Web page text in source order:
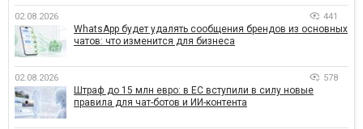
02.08.2026 441
WhatsApp будет удалять сообщения брендов из основных
чатов: что изменится для бизнеса
02.08.2026 578
Штраф до 15 млн евро: в ЕС вступили в силу новые
правила для чат-ботов и ИИ-контента